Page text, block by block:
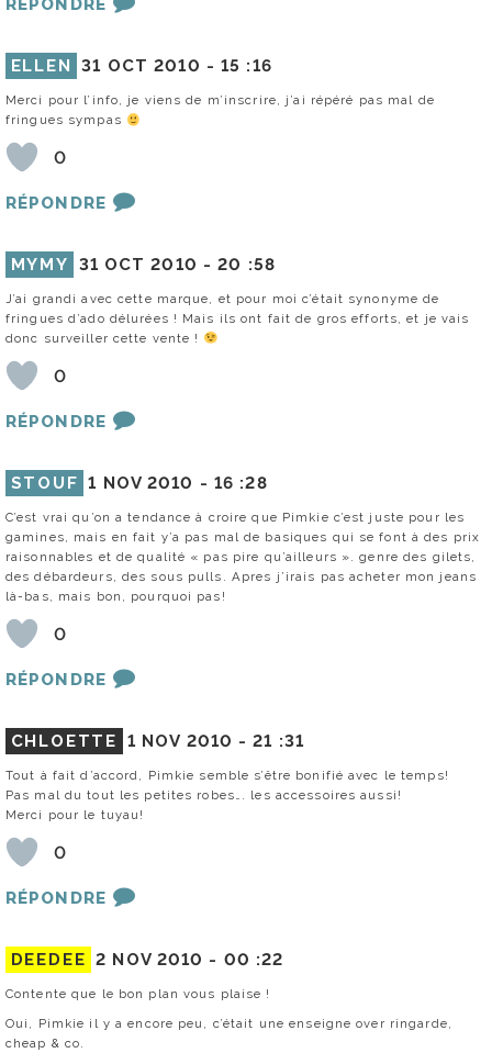
RÉPONDRE
ELLEN 31 OCT 2010 -15 :16
Merci pour l’info, je viens de m’inscrire, j’ai répéré pas mal de
fringues sympas
0
RÉPONDRE
MYMY 31 OCT 2010 -20 :58
J’ai grandi avec cette marque, et pour moi c’était synonyme de
fringues d’ado délurées ! Mais ils ont fait de gros efforts, et je vais
donc surveiller cette vente !
0
RÉPONDRE
STOUF 1 NOV 2010 - 16 :28
C’est vrai qu’on a tendance à croire que Pimkie c’est juste pour les
gamines, mais en fait y’a pas mal de basiques qui se font à des prix
raisonnables et de qualité « pas pire qu’ailleurs ». genre des gilets,
des débardeurs, des sous pulls. Apres j’irais pas acheter mon jeans
là-bas, mais bon, pourquoi pas!
0
RÉPONDRE
CHLOETTE 1 NOV 2010 -21 :31
Tout à fait d’accord, Pimkie semble s’être bonifié avec le temps!
Pas mal du tout les petites robes…. les accessoires aussi!
Merci pour le tuyau!
0
RÉPONDRE
DEEDEE 2 NOV 2010 - 00 :22
Contente que le bon plan vous plaise !
Oui, Pimkie il y a encore peu, c’était une enseigne over ringarde,
cheap & co.